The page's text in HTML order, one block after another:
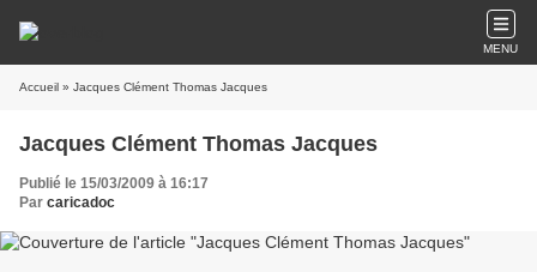
MENU
Accueil » Jacques Clément Thomas Jacques
Jacques Clément Thomas Jacques
Publié le 15/03/2009 à 16:17
Par caricadoc